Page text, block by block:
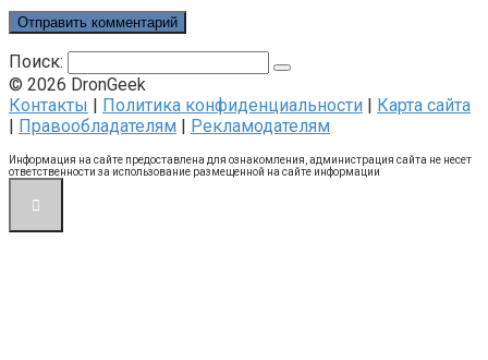
Поиск:
© 2026 DronGeek
Контакты
Политика конфиденциальности
Карта сайта
Правообладателям Рекламодателям
Информация на сайте предоставлена для ознакомления, администрация сайта не несет
ответственности за использование размещенной на сайте информации